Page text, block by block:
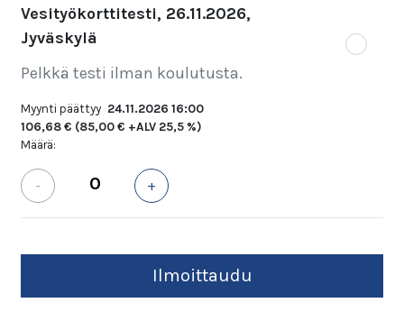
Vesityökorttitesti, 26.11.2026,
Jyväskylä
Pelkkä testi ilman koulutusta.
Myynti päättyy 24.11.2026 16:00
106,68 € (85,00 € +ALV 25,5 %)
Määrä:
- +